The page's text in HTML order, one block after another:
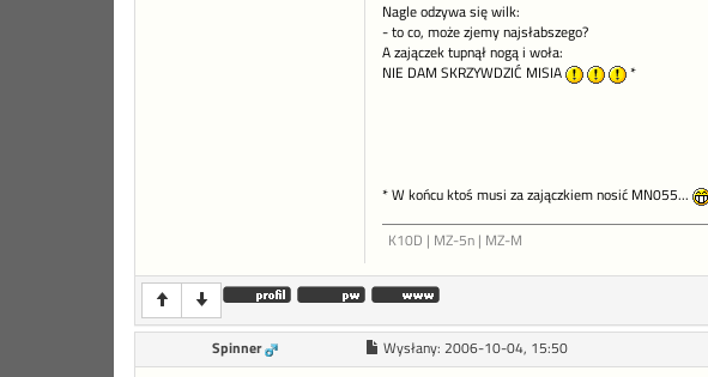
Nagle odzywa się wilk:
- to co, może zjemy najsłabszego?
A zajączek tupnął nogą i woła:
NIE DAM SKRZYWDZIĆ MISIA
*
* W końcu ktoś musi za zajączkiem nosić MN055...
K10D | MZ-5n | MZ-M
Spinner Wysłany: 2006-10-04, 15:50